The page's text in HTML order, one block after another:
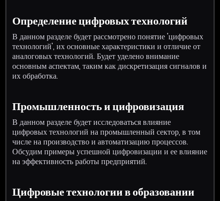
Определение цифровых технологий
В данном разделе будет рассмотрено понятие 'цифровых
технологий', их основные характеристики и отличие от
аналоговых технологий. Будет уделено внимание
основным аспектам, таким как дискретизация сигналов и
их обработка.
Промышленность и цифровизация
В данном разделе будет исследоваться влияние
цифровых технологий на промышленный сектор, в том
числе на производство и автоматизацию процессов.
Обсудим примеры успешной цифровизации и ее влияние
на эффективность работы предприятий.
Цифровые технологии в образовании